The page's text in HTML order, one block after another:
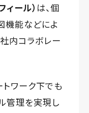
ール） は、個
機能などによ
内コラボレー
トワーク下でも
管理を実現し